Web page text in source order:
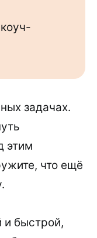
задачах.
этим
что ещё
и быстрой,